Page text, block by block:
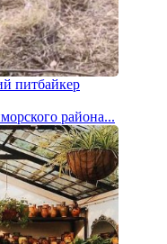
питбайкер
района...